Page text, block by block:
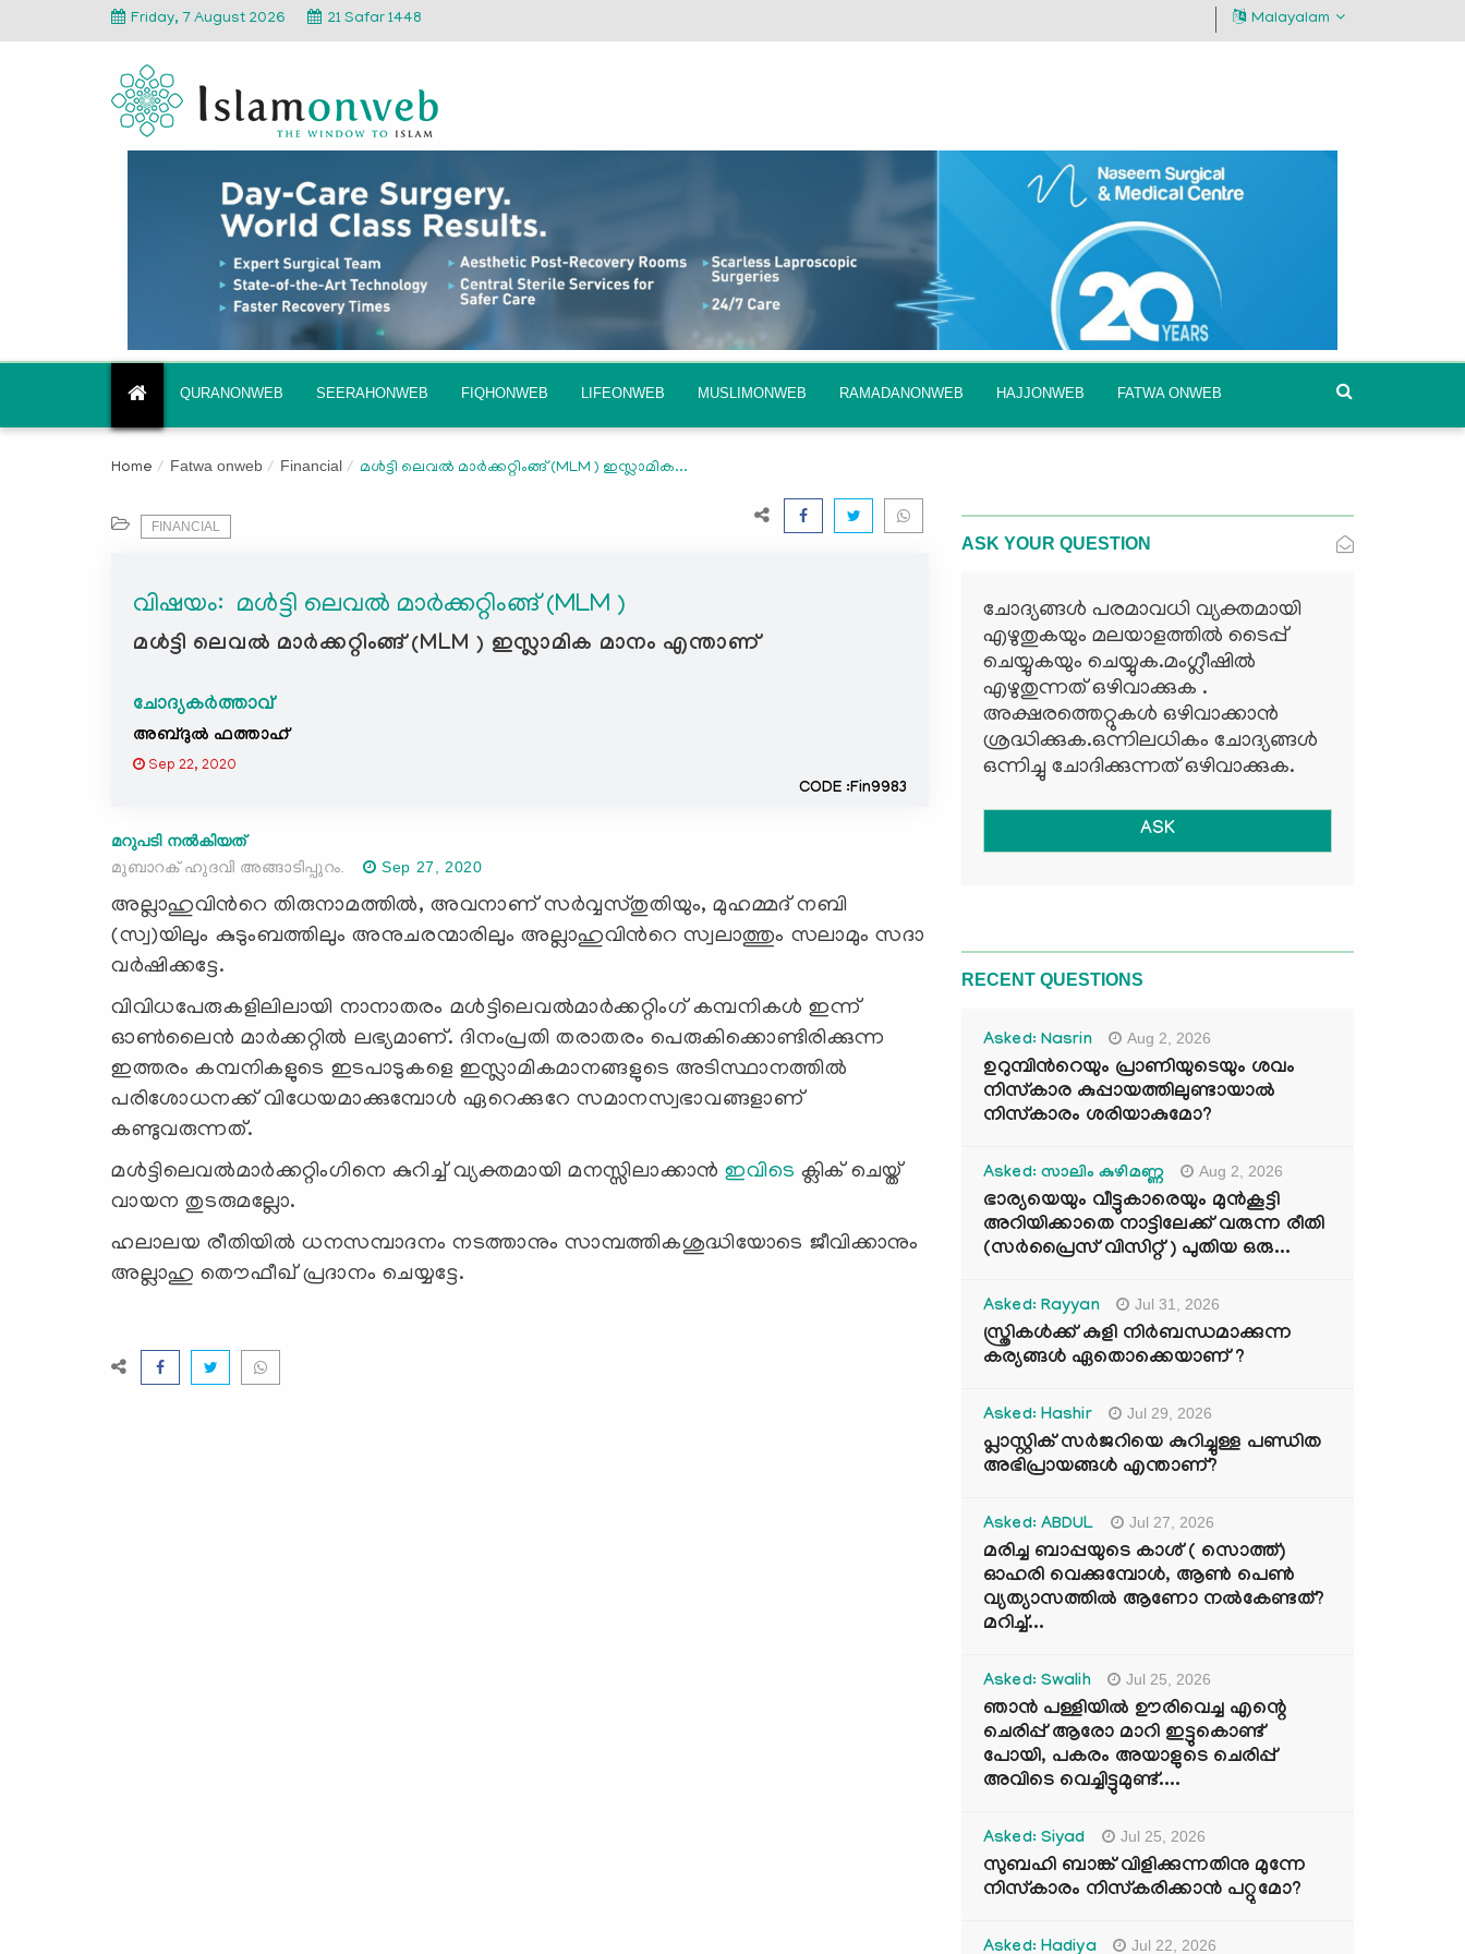
Friday, 7 August 2026 21 Safar 1448 Malayalam
QURANONWEB SEERAHONWEB FIQHONWEB LIFEONWEB MUSLIMONWEB RAMADANONWEB HAJJONWEB FATWA ONWEB
Home Fatwa onweb Financial മള്‍ട്ടി ലെവല്‍ മാര്‍ക്കറ്റിംങ്ങ് (MLM ) ഇസ്ലാമിക...
FINANCIAL
വിഷയം: ‍ മള്‍ട്ടി ലെവല്‍ മാര്‍ക്കറ്റിംങ്ങ് (MLM )
മള്‍ട്ടി ലെവല്‍ മാര്‍ക്കറ്റിംങ്ങ് (MLM ) ഇസ്ലാമിക മാനം എന്താണ്
ചോദ്യകർത്താവ്
അബ്ദുൽ ഫത്താഹ്
Sep 22, 2020
CODE :Fin9983
മറുപടി നൽകിയത്
മുബാറക് ഹുദവി അങ്ങാടിപ്പുറം.
Sep 27, 2020
അല്ലാഹുവിന്‍റെ തിരുനാമത്തില്‍, അവനാണ് സര്‍വ്വസ്തുതിയും, മുഹമ്മദ് നബി
(സ്വ)യിലും കുടുംബത്തിലും അനുചരന്മാരിലും അല്ലാഹുവിന്‍റെ സ്വലാത്തും സലാമും സദാ
വര്‍ഷിക്കട്ടേ.
വിവിധപേരുകളിലിലായി നാനാതരം മള്‍ട്ടിലെവല്‍മാര്‍ക്കറ്റിംഗ് കമ്പനികള്‍ ഇന്ന്
ഓണ്‍ലൈന്‍ മാര്‍ക്കറ്റില്‍ ലഭ്യമാണ്. ദിനംപ്രതി തരാതരം പെരുകിക്കൊണ്ടിരിക്കുന്ന
ഇത്തരം കമ്പനികളുടെ ഇടപാടുകളെ ഇസ്ലാമികമാനങ്ങളുടെ അടിസ്ഥാനത്തില്‍
പരിശോധനക്ക് വിധേയമാക്കുമ്പോള്‍ ഏറെക്കുറേ സമാനസ്വഭാവങ്ങളാണ്
കണ്ടുവരുന്നത്.
മള്‍ട്ടിലെവല്‍മാര്‍ക്കറ്റിംഗിനെ കുറിച്ച് വ്യക്തമായി മനസ്സിലാക്കാന്‍ഇവിടെ ക്ലിക് ചെയ്ത്
വായന തുടരുമല്ലോ.
ഹലാലയ രീതിയില്‍ ധനസമ്പാദനം നടത്താനും സാമ്പത്തികശുദ്ധിയോടെ ജീവിക്കാനും
അല്ലാഹു തൌഫീഖ് പ്രദാനം ചെയ്യട്ടേ.
ASK YOUR QUESTION
ചോദ്യങ്ങള്‍ പരമാവധി വ്യക്തമായി
എഴുതുകയും മലയാളത്തില്‍ ടൈപ്പ്
ചെയ്യുകയും ചെയ്യുക.മംഗ്ലീഷില്‍
എഴുതുന്നത് ഒഴിവാക്കുക .
അക്ഷരത്തെറ്റുകള്‍ ഒഴിവാക്കാന്‍
ശ്രദ്ധിക്കുക.ഒന്നിലധികം ചോദ്യങ്ങള്‍
ഒന്നിച്ചു ചോദിക്കുന്നത് ഒഴിവാക്കുക.
ASK
RECENT QUESTIONS
Asked: Nasrin Aug 2, 2026
ഉറുമ്പിന്‍റെയും പ്രാണിയുടെയും ശവം
നിസ്കാര കുപ്പായത്തിലുണ്ടായാൽ
നിസ്കാരം ശരിയാകുമോ?
Asked: സാലിം കുഴിമണ്ണ Aug 2, 2026
ഭാര്യയെയും വീട്ടുകാരെയും മുൻകൂട്ടി
അറിയിക്കാതെ നാട്ടിലേക്ക് വരുന്ന രീതി
(സർപ്രൈസ് വിസിറ്റ് ) പുതിയ ഒരു...
Asked: Rayyan Jul 31, 2026
സ്ത്രികൾക്ക് കുളി നിർബന്ധമാക്കുന്ന
കര്യങ്ങൾ ഏതൊക്കെയാണ് ?
Asked: Hashir Jul 29, 2026
പ്ലാസ്റ്റിക് സർജറിയെ കുറിച്ചുള്ള പണ്ഡിത
അഭിപ്രായങ്ങൾ എന്താണ്?
Asked: ABDUL Jul 27, 2026
മരിച്ച ബാപ്പയുടെ കാശ് ( സൊത്ത്)
ഓഹരി വെക്കുമ്പോൾ, ആണ്‍ പെണ്‍
വ്യത്യാസത്തില്‍ ആണോ നല്‍കേണ്ടത്?
മറിച്ച്...
Asked: Swalih Jul 25, 2026
ഞാൻ പള്ളിയിൽ ഊരിവെച്ച എന്റെ
ചെരിപ്പ് ആരോ മാറി ഇട്ടുകൊണ്ട്
പോയി, പകരം അയാളുടെ ചെരിപ്പ്
അവിടെ വെച്ചിട്ടുമുണ്ട്....
Asked: Siyad Jul 25, 2026
സുബഹി ബാങ്ക് വിളിക്കുന്നതിനു മുന്നേ
നിസ്കാരം നിസ്കരിക്കാൻ പറ്റുമോ?
Asked: Hadiya Jul 22, 2026